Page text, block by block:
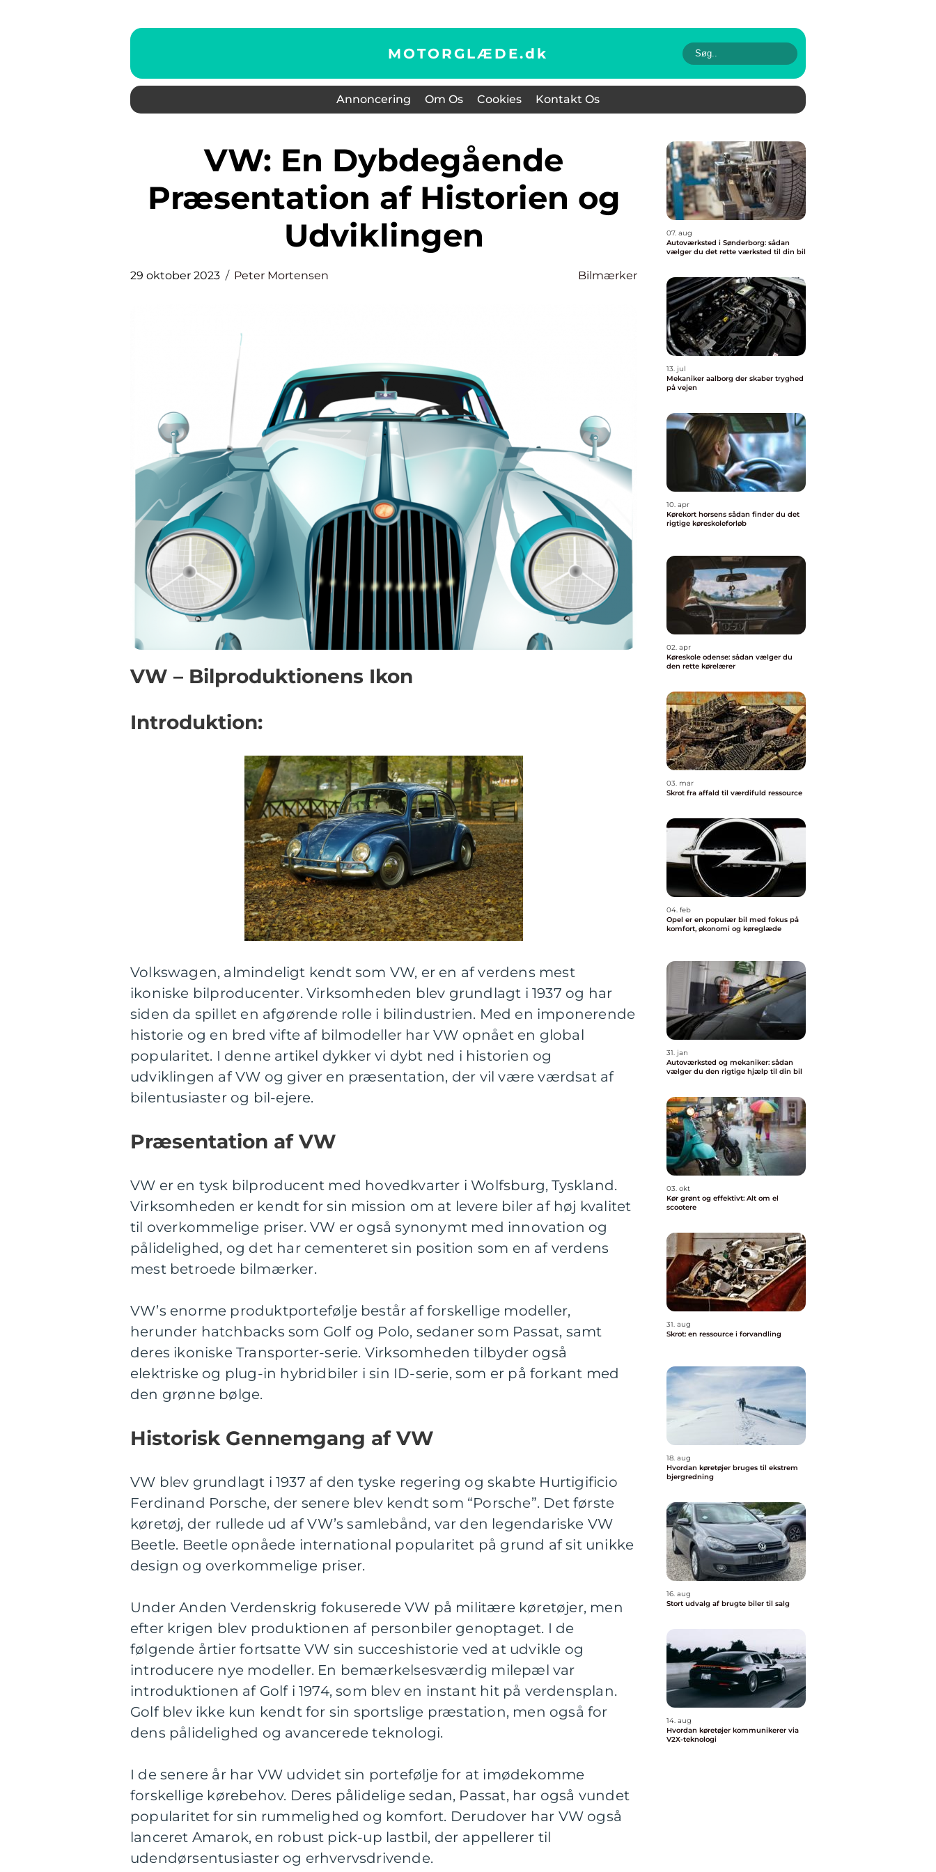
MOTORGLÆDE.dk
Annoncering Om Os Cookies Kontakt Os
VW: En Dybdegående
Præsentation af Historien og
Udviklingen
29 oktober 2023 Peter Mortensen Bilmærker
VW – Bilproduktionens Ikon
Introduktion:
Volkswagen, almindeligt kendt som VW, er en af verdens mest
ikoniske bilproducenter. Virksomheden blev grundlagt i 1937 og har
siden da spillet en afgørende rolle i bilindustrien. Med en imponerende
historie og en bred vifte af bilmodeller har VW opnået en global
popularitet. I denne artikel dykker vi dybt ned i historien og
udviklingen af VW og giver en præsentation, der vil være værdsat af
bilentusiaster og bil-ejere.
Præsentation af VW
VW er en tysk bilproducent med hovedkvarter i Wolfsburg, Tyskland.
Virksomheden er kendt for sin mission om at levere biler af høj kvalitet
til overkommelige priser. VW er også synonymt med innovation og
pålidelighed, og det har cementeret sin position som en af verdens
mest betroede bilmærker.
VW’s enorme produktportefølje består af forskellige modeller,
herunder hatchbacks som Golf og Polo, sedaner som Passat, samt
deres ikoniske Transporter-serie. Virksomheden tilbyder også
elektriske og plug-in hybridbiler i sin ID-serie, som er på forkant med
den grønne bølge.
Historisk Gennemgang af VW
VW blev grundlagt i 1937 af den tyske regering og skabte Hurtigificio
Ferdinand Porsche, der senere blev kendt som “Porsche”. Det første
køretøj, der rullede ud af VW’s samlebånd, var den legendariske VW
Beetle. Beetle opnåede international popularitet på grund af sit unikke
design og overkommelige priser.
Under Anden Verdenskrig fokuserede VW på militære køretøjer, men
efter krigen blev produktionen af personbiler genoptaget. I de
følgende årtier fortsatte VW sin succeshistorie ved at udvikle og
introducere nye modeller. En bemærkelsesværdig milepæl var
introduktionen af Golf i 1974, som blev en instant hit på verdensplan.
Golf blev ikke kun kendt for sin sportslige præstation, men også for
dens pålidelighed og avancerede teknologi.
I de senere år har VW udvidet sin portefølje for at imødekomme
forskellige kørebehov. Deres pålidelige sedan, Passat, har også vundet
popularitet for sin rummelighed og komfort. Derudover har VW også
lanceret Amarok, en robust pick-up lastbil, der appellerer til
udendørsentusiaster og erhvervsdrivende.
07. aug
Autoværksted i Sønderborg: sådan
vælger du det rette værksted til din bil
13. jul
Mekaniker aalborg der skaber tryghed
på vejen
10. apr
Kørekort horsens sådan finder du det
rigtige køreskoleforløb
02. apr
Køreskole odense: sådan vælger du
den rette kørelærer
03. mar
Skrot fra affald til værdifuld ressource
04. feb
Opel er en populær bil med fokus på
komfort, økonomi og køreglæde
31. jan
Autoværksted og mekaniker: sådan
vælger du den rigtige hjælp til din bil
03. okt
Kør grønt og effektivt: Alt om el
scootere
31. aug
Skrot: en ressource i forvandling
18. aug
Hvordan køretøjer bruges til ekstrem
bjergredning
16. aug
Stort udvalg af brugte biler til salg
14. aug
Hvordan køretøjer kommunikerer via
V2X-teknologi